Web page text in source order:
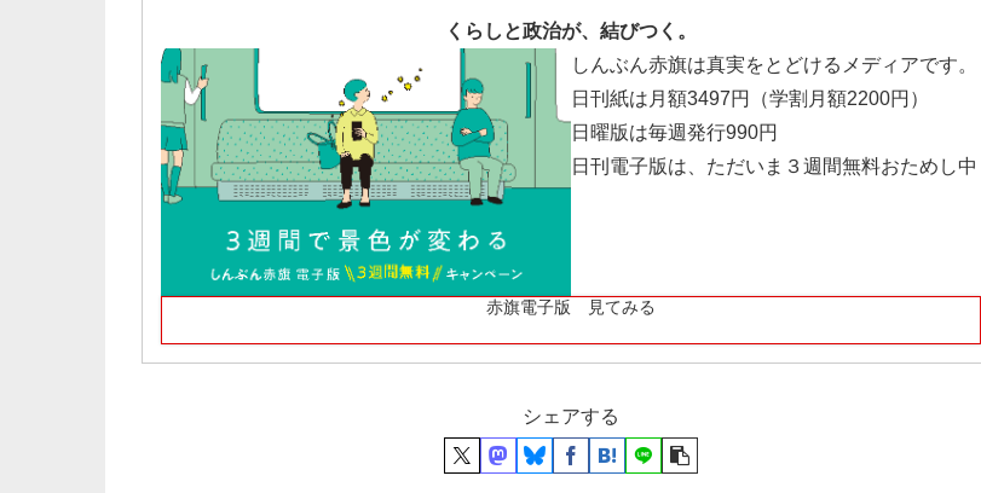
くらしと政治が、結びつく。
しんぶん赤旗は真実をとどけるメディアです。
日刊紙は月額3497円（学割月額2200円）
日曜版は毎週発行990円
日刊電子版は、ただいま３週間無料おためし中
赤旗電子版 見てみる
シェアする